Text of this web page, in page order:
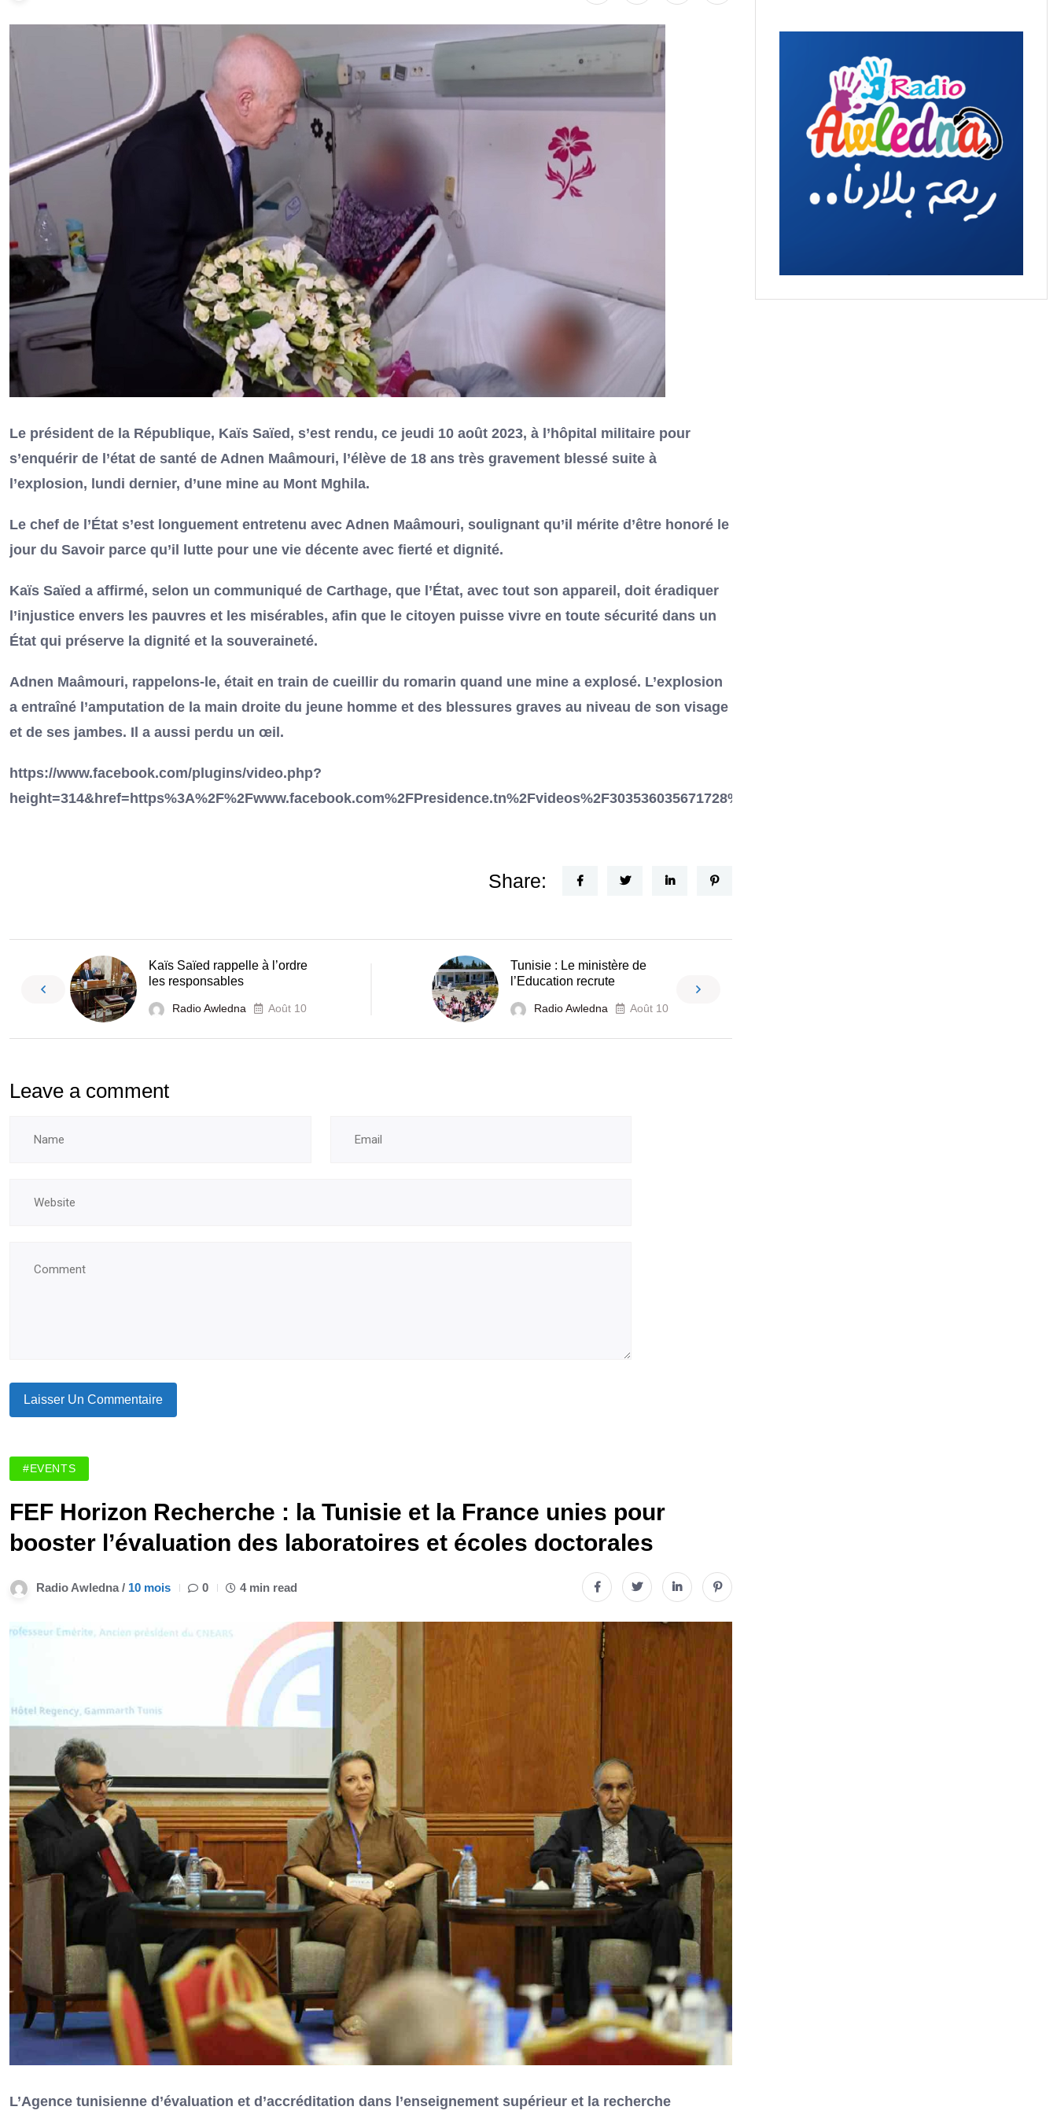
Le président de la République, Kaïs Saïed, s’est rendu, ce jeudi 10 août 2023, à l’hôpital militaire pour
s’enquérir de l’état de santé de Adnen Maâmouri, l’élève de 18 ans très gravement blessé suite à
l’explosion, lundi dernier, d’une mine au Mont Mghila.
Le chef de l’État s’est longuement entretenu avec Adnen Maâmouri, soulignant qu’il mérite d’être honoré le
jour du Savoir parce qu’il lutte pour une vie décente avec fierté et dignité.
Kaïs Saïed a affirmé, selon un communiqué de Carthage, que l’État, avec tout son appareil, doit éradiquer
l’injustice envers les pauvres et les misérables, afin que le citoyen puisse vivre en toute sécurité dans un
État qui préserve la dignité et la souveraineté.
Adnen Maâmouri, rappelons-le, était en train de cueillir du romarin quand une mine a explosé. L’explosion
a entraîné l’amputation de la main droite du jeune homme et des blessures graves au niveau de son visage
et de ses jambes. Il a aussi perdu un œil.
https://www.facebook.com/plugins/video.php?
height=314&href=https%3A%2F%2Fwww.facebook.com%2FPresidence.tn%2Fvideos%2F303536035671728%2F&show_text=false&width=560&t=0
Share:
Kaïs Saïed rappelle à l’ordre
les responsables
Radio Awledna Août 10
Tunisie : Le ministère de
l’Education recrute
Radio Awledna Août 10
Leave a comment
#EVENTS
FEF Horizon Recherche : la Tunisie et la France unies pour
booster l’évaluation des laboratoires et écoles doctorales
Radio Awledna / 10 mois 0 4 min read
L’Agence tunisienne d’évaluation et d’accréditation dans l’enseignement supérieur et la recherche